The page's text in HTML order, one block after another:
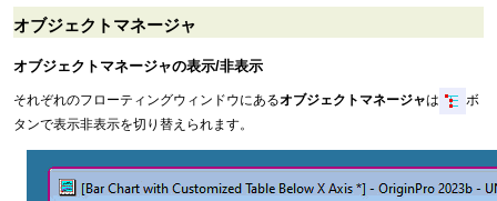
オブジェクトマネージャ
オブジェクトマネージャの表示/非表示
それぞれのフローティングウィンドウにあるオブジェクトマネージャは
ボ
タンで表示非表示を切り替えられます。